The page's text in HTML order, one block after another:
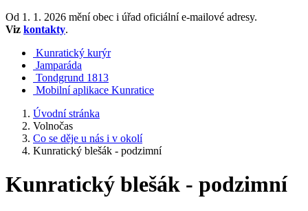
Od 1. 1. 2026 mění obec i úřad oficiální e-mailové adresy.
Viz kontakty.
Kunratický kurýr
Jamparáda
Tondgrund 1813
Mobilní aplikace Kunratice
Úvodní stránka
Volnočas
Co se děje u nás i v okolí
Kunratický blešák - podzimní
Kunratický blešák - podzimní